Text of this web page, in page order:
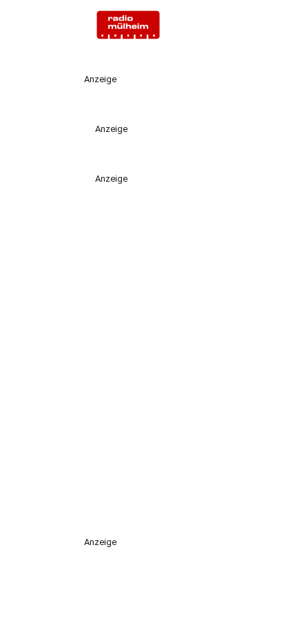
Anzeige
Anzeige
Anzeige
Anzeige